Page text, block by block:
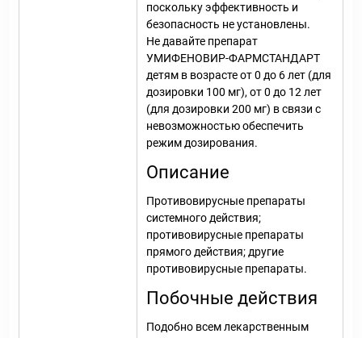
поскольку эффективность и
безопасность не установлены.
Не давайте препарат
УМИФЕНОВИР-ФАРМСТАНДАРТ
детям в возрасте от 0 до 6 лет (для
дозировки 100 мг), от 0 до 12 лет
(для дозировки 200 мг) в связи с
невозможностью обеспечить
режим дозирования.
Описание
Противовирусные препараты
системного действия;
противовирусные препараты
прямого действия; другие
противовирусные препараты.
Побочные действия
Подобно всем лекарственным